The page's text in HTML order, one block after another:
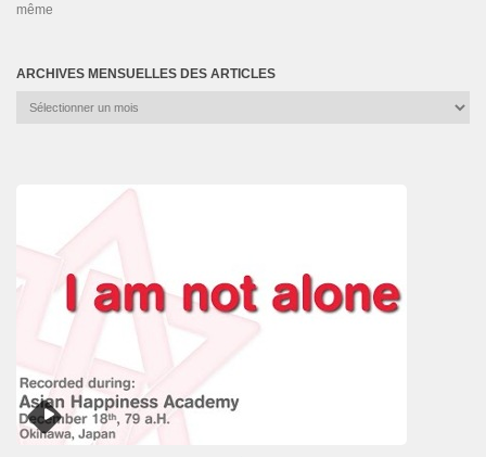
même
ARCHIVES MENSUELLES DES ARTICLES
Archives